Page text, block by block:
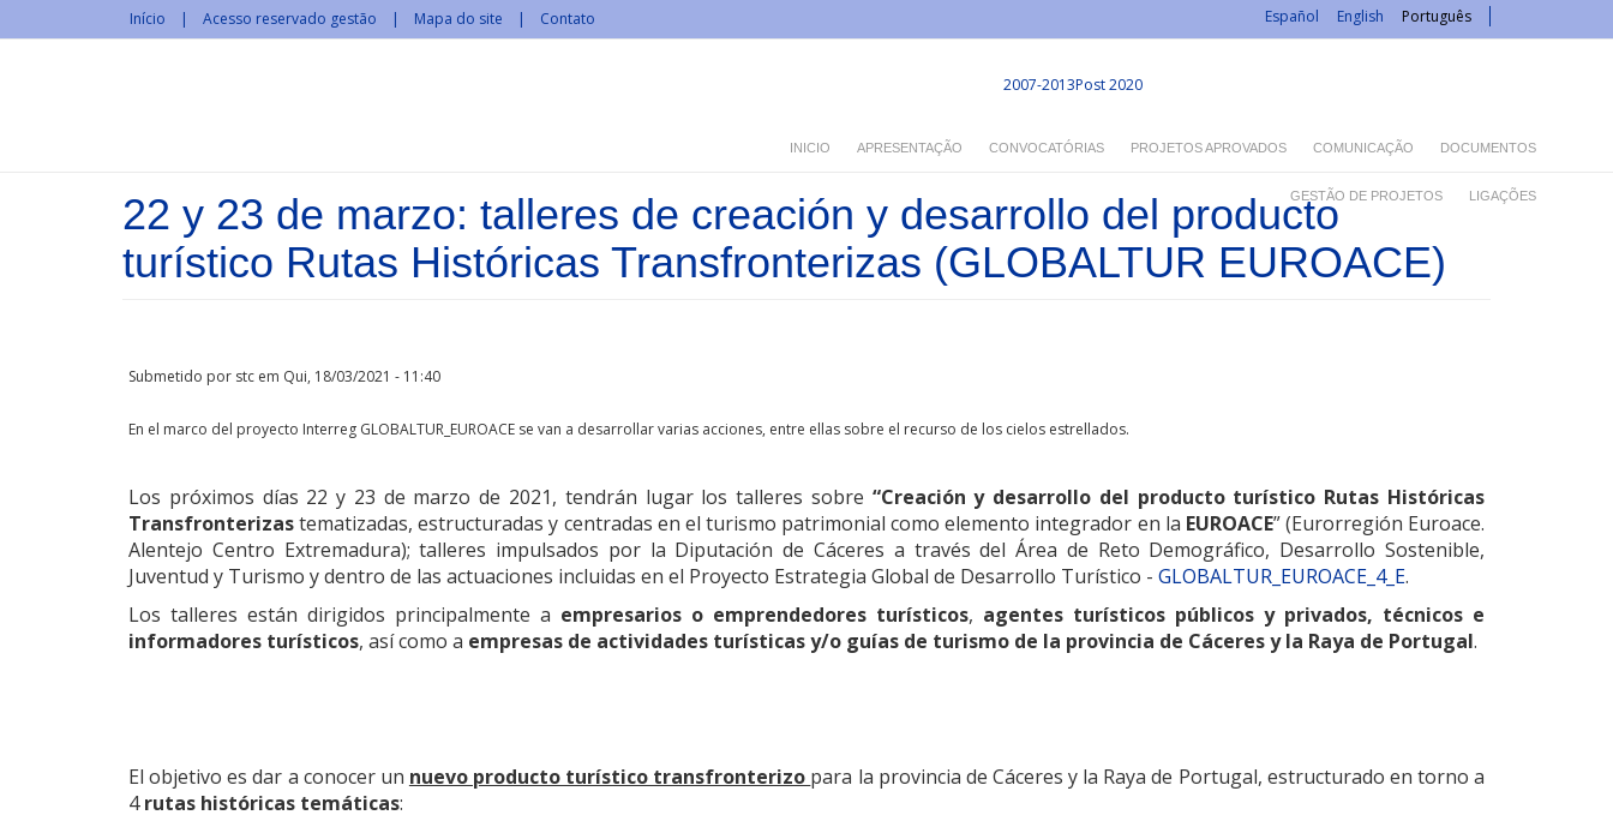
Passar para o conteúdo principal
Início Acesso reservado gestão Mapa do site Contato Español English Português
INICIO APRESENTAÇÃO CONVOCATÓRIAS PROJETOS APROVADOS COMUNICAÇÃO DOCUMENTOS
GESTÃO DE PROJETOS LIGAÇÕES
2007-2013Post 2020
22 y 23 de marzo: talleres de creación y desarrollo del producto
turístico Rutas Históricas Transfronterizas (GLOBALTUR EUROACE)
Submetido por stc em Qui, 18/03/2021 - 11:40
En el marco del proyecto Interreg GLOBALTUR_EUROACE se van a desarrollar varias acciones, entre ellas sobre el recurso de los cielos estrellados.
Los próximos días 22 y 23 de marzo de 2021, tendrán lugar los talleres sobre “Creación y desarrollo del producto turístico Rutas Históricas
Transfronterizastematizadas, estructuradas y centradas en el turismo patrimonial como elemento integrador en la EUROACE” (Eurorregión Euroace.
Alentejo Centro Extremadura); talleres impulsados por la Diputación de Cáceres a través del Área de Reto Demográfico, Desarrollo Sostenible,
Juventud y Turismo y dentro de las actuaciones incluidas en el Proyecto Estrategia Global de Desarrollo Turístico - GLOBALTUR_EUROACE_4_E.
Los talleres están dirigidos principalmente a empresarios o emprendedores turísticos, agentes turísticos públicos y privados, técnicos e
informadores turísticos, así como a empresas de actividades turísticas y/o guías de turismo de la provincia de Cáceres y la Raya de Portugal.
El objetivo es dar a conocer un nuevo producto turístico transfronterizo para la provincia de Cáceres y la Raya de Portugal, estructurado en torno a
4rutas históricas temáticas: